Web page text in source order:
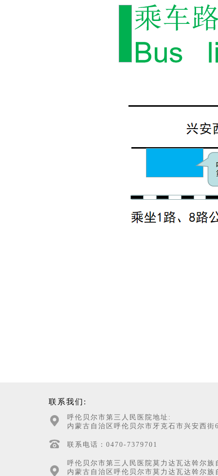
联系我们:
呼伦贝尔市第三人民医院地址:
内蒙古自治区呼伦贝尔市牙克石市兴安西街
联系电话：0470-7379701
呼伦贝尔市第三人民医院莫力达瓦达斡尔
内蒙古自治区呼伦贝尔市莫力达瓦达斡尔族